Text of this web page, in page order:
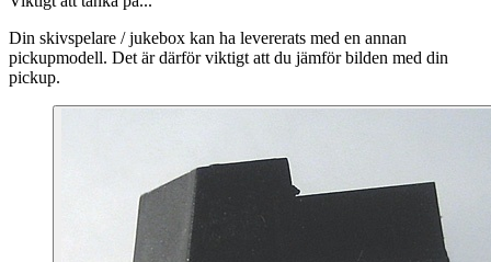
Din skivspelare / jukebox kan ha levererats med en annan
pickupmodell. Det är därför viktigt att du jämför bilden med din
pickup.